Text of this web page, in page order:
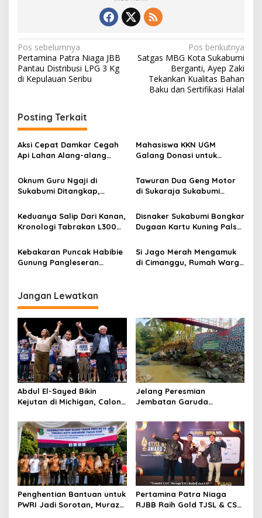
N
a
v
g
a
s
p
o
s
Pos sebelumnya
Pertamina Patra Niaga JBB
Pantau Distribusi LPG 3 Kg
di Kepulauan Seribu
Pos berikutnya
Satgas MBG Kota Sukabumi
Berganti, Ayep Zaki
Tekankan Kualitas Bahan
Baku dan Sertifikasi Halal
Posting Terkait
Aksi Cepat Damkar Cegah
Api Lahan Alang-alang
Sukabumi
Mahasiswa KKN UGM
Galang Donasi untuk
Kampung Adat Cipta Mulya
Sukabumi
Oknum Guru Ngaji di
Sukabumi Ditangkap,
2021
Tawuran Dua Geng Motor
di Sukaraja Sukabumi
Pulang Kerja Dibacok OTK
Keduanya Salip Dari Kanan,
Kronologi Tabrakan L300
Tewaskan 1 Orang
Disnaker Sukabumi Bongkar
Dugaan Kartu Kuning Palsu,
Percaya Calo,
Pengurusannya Gratis!
Kebakaran Puncak Habibie
Gunung Pangleseran
Si Jago Merah Mengamuk
di Cimanggu, Rumah Warga
Jangan Lewatkan
Abdul El-Sayed Bikin
Kejutan di Michigan, Calon
AS?
Jelang Peresmian
Jembatan Garuda
Bersih Sungai Cimandiri
Penghentian Bantuan untuk
PWRI Jadi Sorotan, Muraz
Pertamina Patra Niaga
RJBB Raih Gold TJSL & CSR